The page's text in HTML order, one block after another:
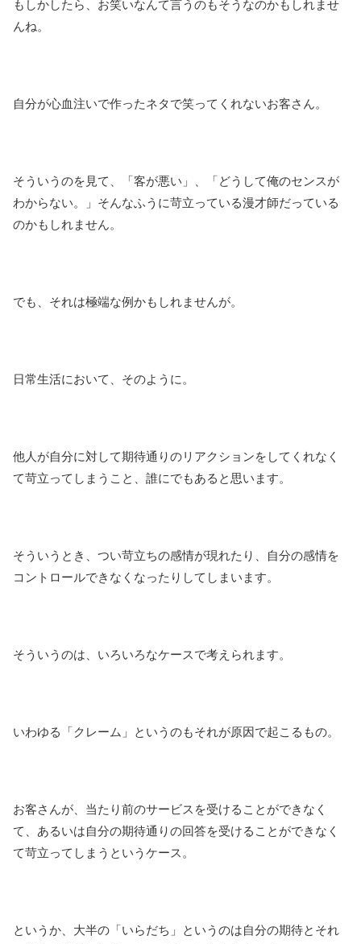
もしかしたら、お笑いなんて言うのもそうなのかもしれませ
んね。
自分が心血注いで作ったネタで笑ってくれないお客さん。
そういうのを見て、「客が悪い」、「どうして俺のセンスが
わからない。」そんなふうに苛立っている漫才師だっている
のかもしれません。
でも、それは極端な例かもしれませんが。
日常生活において、そのように。
他人が自分に対して期待通りのリアクションをしてくれなく
て苛立ってしまうこと、誰にでもあると思います。
そういうとき、つい苛立ちの感情が現れたり、自分の感情を
コントロールできなくなったりしてしまいます。
そういうのは、いろいろなケースで考えられます。
いわゆる「クレーム」というのもそれが原因で起こるもの。
お客さんが、当たり前のサービスを受けることができなく
て、あるいは自分の期待通りの回答を受けることができなく
て苛立ってしまうというケース。
というか、大半の「いらだち」というのは自分の期待とそれ